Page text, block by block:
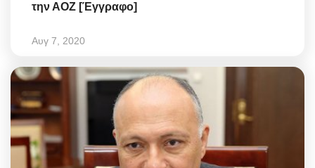
την ΑΟΖ [Έγγραφο]
Αυγ 7, 2020